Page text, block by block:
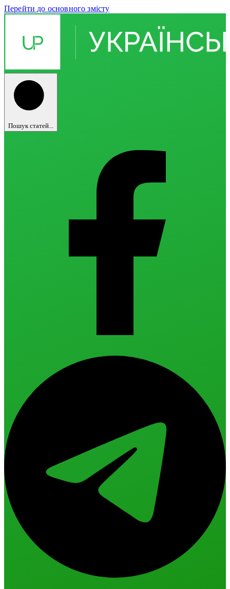
Перейти до основного змісту
Пошук статей...